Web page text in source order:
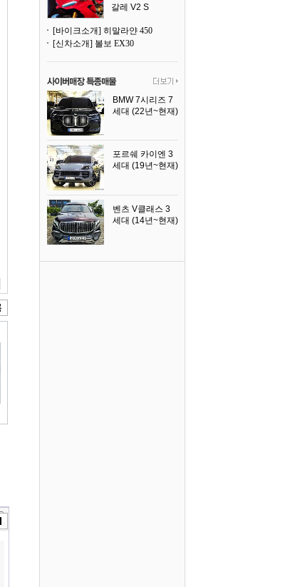
갈레 V2 S
[바이크소개] 히말라얀 450
[신차소개] 볼보 EX30
BMW 7시리즈 7
세대 (22년~현재)
포르쉐 카이엔 3
세대 (19년~현재)
벤츠 V클래스 3
세대 (14년~현재)